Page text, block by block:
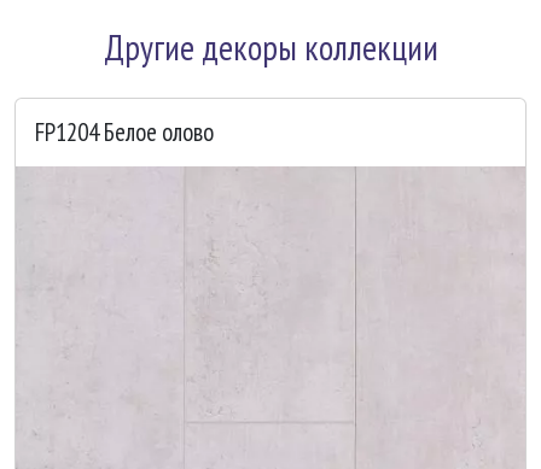
Другие декоры коллекции
FP1204 Белое олово